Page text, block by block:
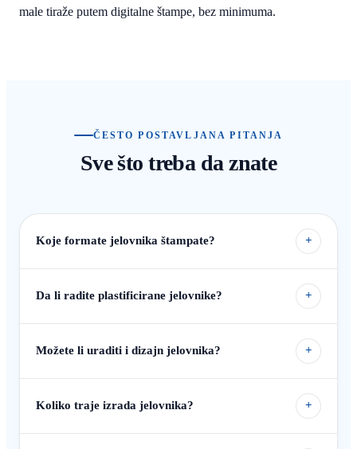
male tiraže putem digitalne štampe, bez minimuma.
ČESTO POSTAVLJANA PITANJA
Sve što treba da znate
Koje formate jelovnika štampate? +
Da li radite plastificirane jelovnike? +
Možete li uraditi i dizajn jelovnika? +
Koliko traje izrada jelovnika? +